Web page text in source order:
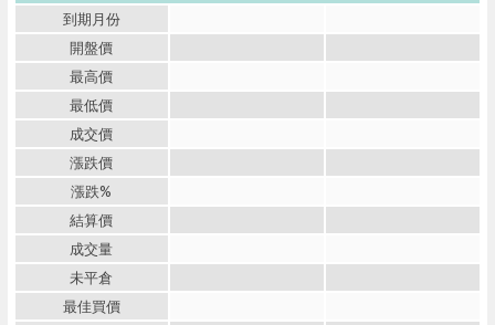
到期月份
開盤價
最高價
最低價
成交價
漲跌價
漲跌%
結算價
成交量
未平倉
最佳買價